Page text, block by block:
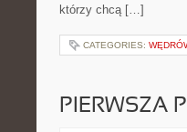
którzy chcą […]
CATEGORIES:
PIERWSZA